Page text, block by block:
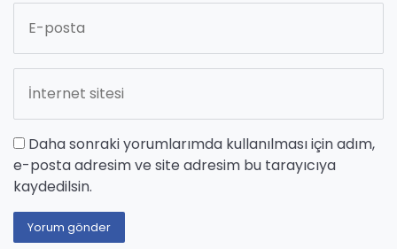
Daha sonraki yorumlarımda kullanılması için adım,
e-posta adresim ve site adresim bu tarayıcıya
kaydedilsin.